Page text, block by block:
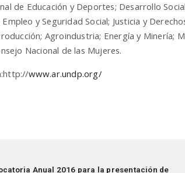
de Educación y Deportes; Desarrollo
y Seguridad Social; Justicia y
Agroindustria; Energía y Minería;
Nacional de las Mujeres.
www.ar.undp.org/
Anual 2016 para la presentación de